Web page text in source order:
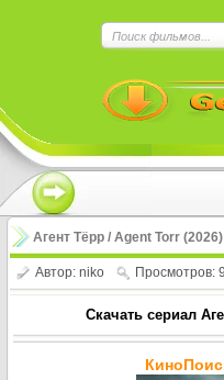
Агент Тёрр / Agent Torr (2026)
Автор: niko Просмотров:
Скачать сериал
Нажмите на
!!!Если Вы с
троеточие в